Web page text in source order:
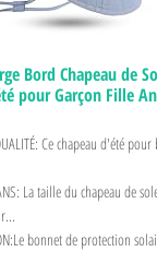
Bord Chapeau de
pour Garçon Fille
Ce chapeau d'été
La taille du chapeau de
bonnet de protection